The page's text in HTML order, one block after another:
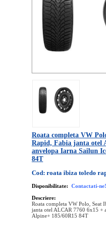
Roata completa VW
Rapid, Fabia janta otel
anvelopa Iarna Sailun
84T
Cod: roata ibiza toledo
Disponibilitate: Contactati-ne!
Descriere:
Roata completa VW Polo, Seat
janta otel ALCAR 7760 6x15 +
Alpine+ 185/60R15 84T